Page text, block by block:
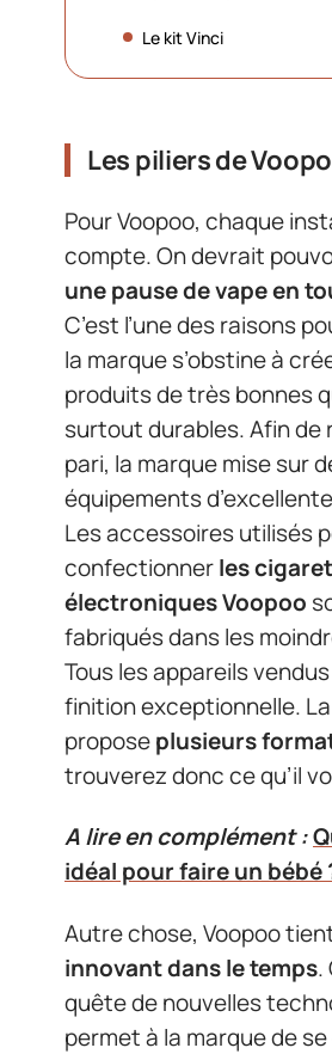
Le kit Vinci
Les piliers de
Pour Voopoo, chaque
compte. On devrait
une pause de vape en
C’est l’une des raisons
la marque s’obstine à
produits de très bonnes
surtout durables. Afin de
pari, la marque mise sur
équipements
Les accessoires utilisés
confectionnerles
électroniques Voopoo
fabriqués dans les
Tous les appareils
finition exceptionnelle.
proposeplusieurs
trouverez donc ce qu’il
A lire en complément :
idéal pour faire un bébé
Autre chose, Voopoo
innovant dans le temps.
quête de nouvelles
permet à la marque de